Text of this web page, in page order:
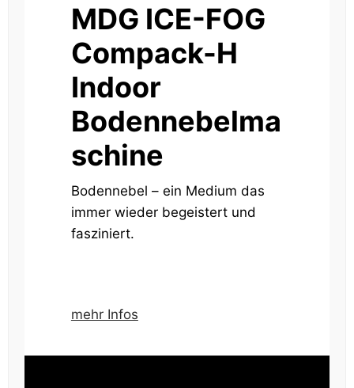
MDG ICE-FOG
Compack-H
Indoor
Bodennebelma
schine
Bodennebel – ein Medium das
immer wieder begeistert und
fasziniert.
mehr Infos